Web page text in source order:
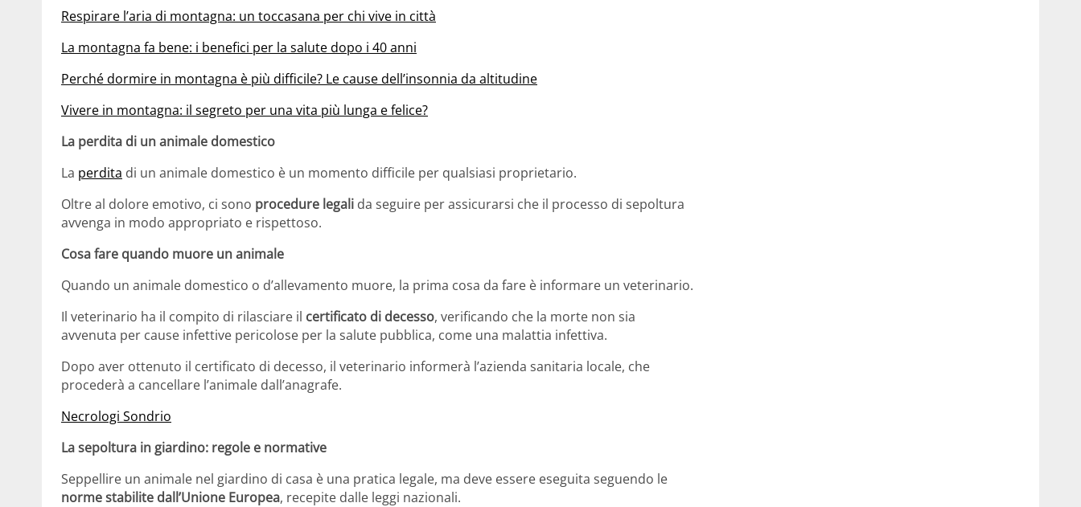
Respirare l’aria di montagna: un toccasana per chi vive in città
La montagna fa bene: i benefici per la salute dopo i 40 anni
Perché dormire in montagna è più difficile? Le cause dell’insonnia da altitudine
Vivere in montagna: il segreto per una vita più lunga e felice?
La perdita di un animale domestico
La perdita di un animale domestico è un momento difficile per qualsiasi proprietario.
Oltre al dolore emotivo, ci sono procedure legali da seguire per assicurarsi che il processo di sepoltura
avvenga in modo appropriato e rispettoso.
Cosa fare quando muore un animale
Quando un animale domestico o d’allevamento muore, la prima cosa da fare è informare un veterinario.
Il veterinario ha il compito di rilasciare il certificato di decesso, verificando che la morte non sia
avvenuta per cause infettive pericolose per la salute pubblica, come una malattia infettiva.
Dopo aver ottenuto il certificato di decesso, il veterinario informerà l’azienda sanitaria locale, che
procederà a cancellare l’animale dall’anagrafe.
Necrologi Sondrio
La sepoltura in giardino: regole e normative
Seppellire un animale nel giardino di casa è una pratica legale, ma deve essere eseguita seguendo le
norme stabilite dall’Unione Europea, recepite dalle leggi nazionali.